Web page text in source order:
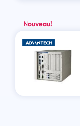
Nouveau!